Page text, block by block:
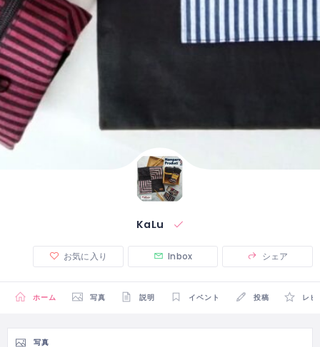
KaLu
お気に入り Inbox シェア
ホーム 写真 説明 イベント 投稿 レ
写真